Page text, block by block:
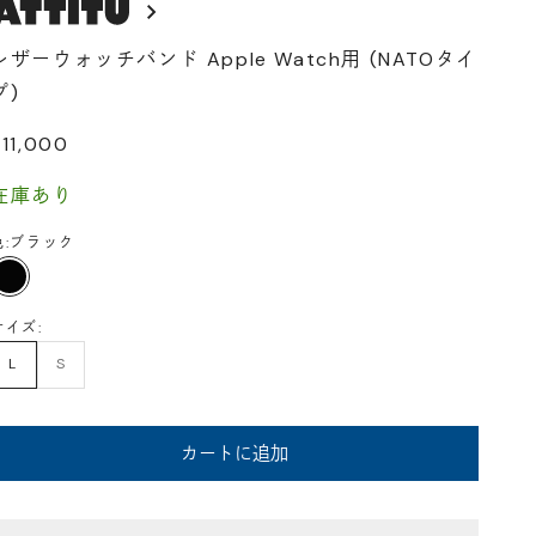
ザーウォッチバンド Apple Watch用 (NATOタイ
)
ール価格
庫あり
:ブラック
ブラック
イズ:
L
S
カートに追加